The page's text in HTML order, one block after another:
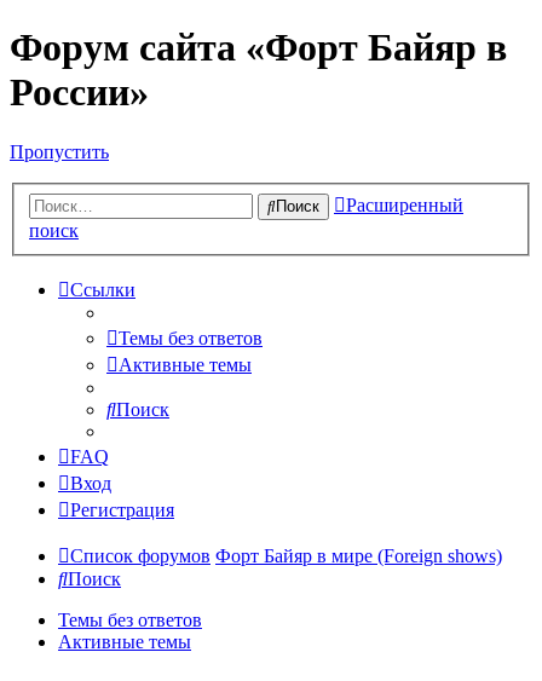
Форум сайта «Форт Байяр в
России»
Пропустить
Поиск
Расширенный
поиск
Ссылки
Темы без ответов
Активные темы
Поиск
FAQ
Вход
Регистрация
Список форумов Форт Байяр в мире (Foreign shows)
Поиск
Темы без ответов
Активные темы